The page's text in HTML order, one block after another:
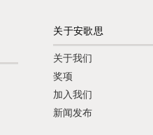
关于安歌思
关于我们
奖项
加入我们
新闻发布